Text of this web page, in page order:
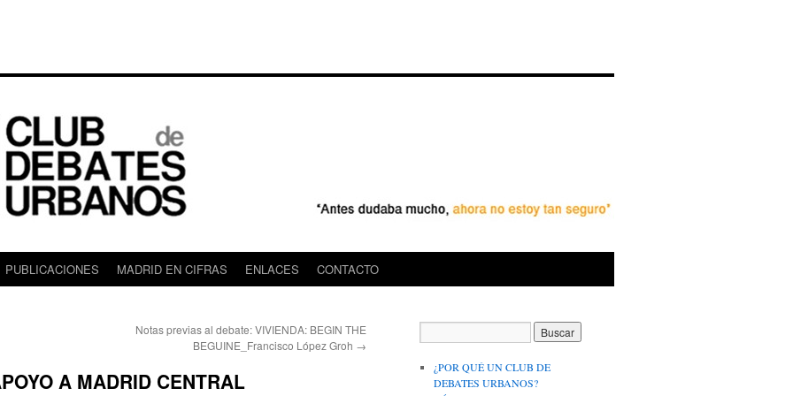
PUBLICACIONES MADRID EN CIFRAS ENLACES CONTACTO
Notas previas al debate: VIVIENDA: BEGIN THE
BEGUINE_Francisco López Groh →
A MADRID CENTRAL
¿POR QUÉ UN CLUB DE
DEBATES URBANOS?